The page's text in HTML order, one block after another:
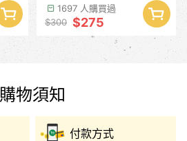
1697 人購買過
$300 $275
購物須知
付款方式